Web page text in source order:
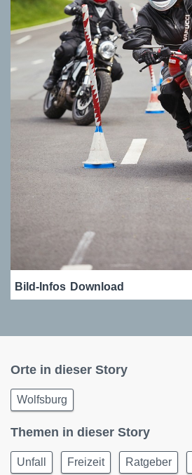
Bild-Infos Download
Orte in dieser Story
Wolfsburg
Themen in dieser Story
Unfall Freizeit Ratgeber